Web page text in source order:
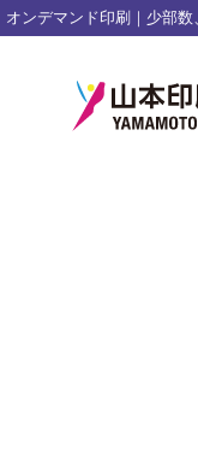
オンデマンド印刷｜少部